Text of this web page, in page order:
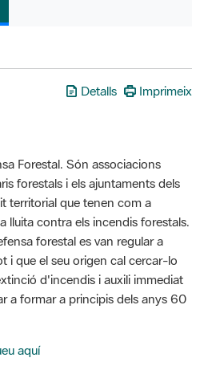
Detalls Imprimeix
Forestal. Són associacions
forestals i els ajuntaments dels
territorial que tenen com a
lluita contra els incendis forestals.
forestal es van regular a
i que el seu origen cal cercar-lo
d'incendis i auxili immediat
a formar a principis dels anys 60
aquí